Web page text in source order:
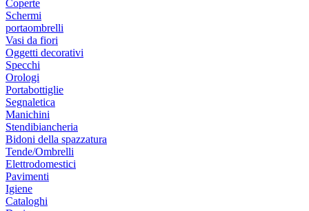
Coperte
Schermi
portaombrelli
Vasi da fiori
Oggetti decorativi
Specchi
Orologi
Portabottiglie
Segnaletica
Manichini
Stendibiancheria
Bidoni della spazzatura
Tende/Ombrelli
Elettrodomestici
Pavimenti
Igiene
Cataloghi